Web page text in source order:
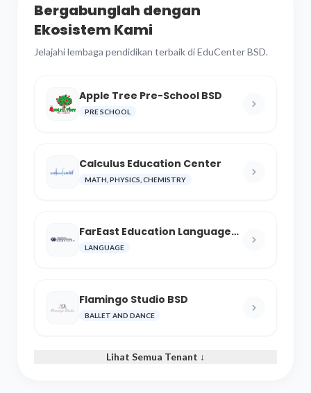
Bergabunglah dengan
Ekosistem Kami
Jelajahi lembaga pendidikan terbaik di EduCenter BSD.
Apple Tree Pre-School BSD
PRE SCHOOL
Calculus Education Center
MATH, PHYSICS, CHEMISTRY
FarEast Education Language
and Cultural Center
LANGUAGE
Flamingo Studio BSD
BALLET AND DANCE
Lihat Semua Tenant ↓